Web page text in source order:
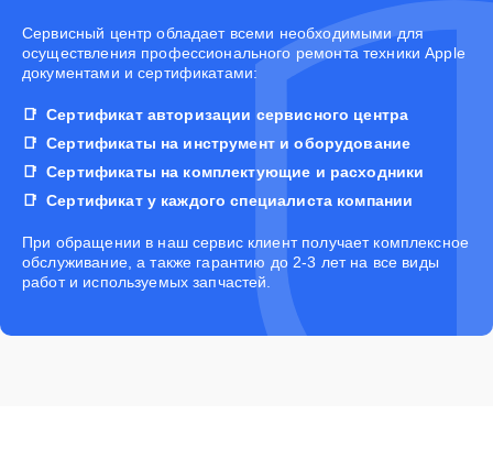
Cервисный центр обладает всеми необходимыми для
осуществления профессионального ремонта техники Apple
документами и сертификатами:
Сертификат авторизации сервисного центра
Сертификаты на инструмент и оборудование
Сертификаты на комплектующие и расходники
Сертификат у каждого специалиста компании
При обращении в наш сервис клиент получает комплексное
обслуживание, а также гарантию до 2-3 лет на все виды
работ и используемых запчастей.